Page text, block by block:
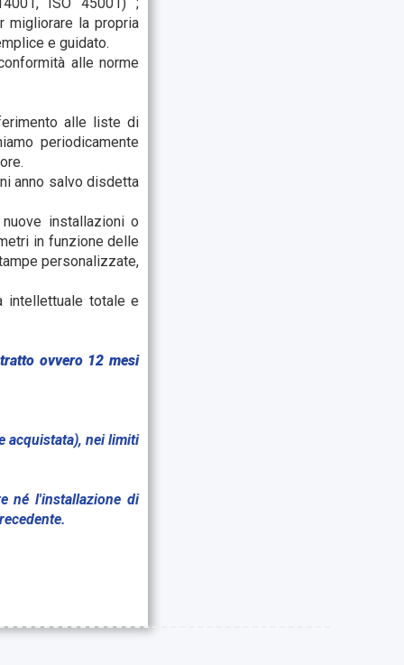
migliorare la propria
e guidato.
alle norme
alle liste di
periodicamente
anno salvo disdetta
installazioni o
in funzione delle
personalizzate,
intellettuale totale e
ovvero 12 mesi
acquistata), nei limiti
né l'installazione di